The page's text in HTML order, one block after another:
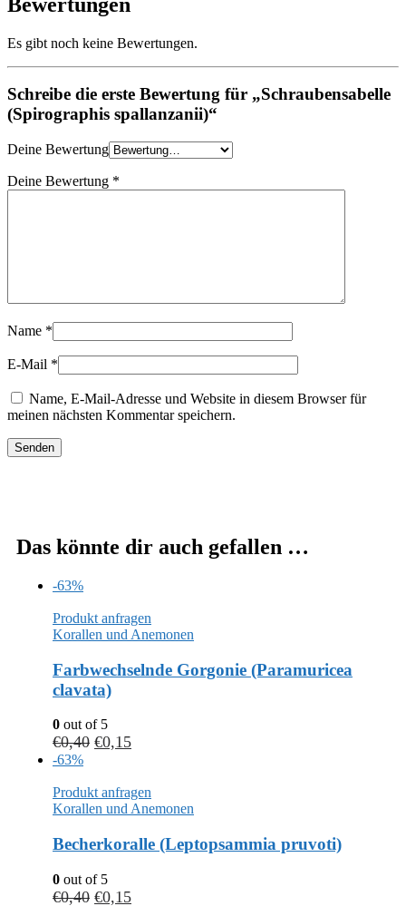
Es gibt noch keine Bewertungen.
Schreibe die erste Bewertung für „Schraubensabelle
(Spirographis spallanzanii)“
Deine Bewertung
Deine Bewertung *
Name *
E-Mail *
Name, E-Mail-Adresse und Website in diesem Browser für
meinen nächsten Kommentar speichern.
Das könnte dir auch gefallen …
-63%
Produkt anfragen
Korallen und Anemonen
Farbwechselnde Gorgonie (Paramuricea
clavata)
0 out of 5
€0,40 €0,15
-63%
Produkt anfragen
Korallen und Anemonen
Becherkoralle (Leptopsammia pruvoti)
0 out of 5
€0,40 €0,15